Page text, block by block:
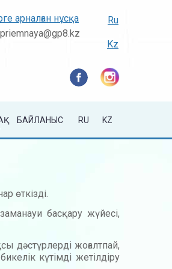
арналған нұсқа
priemnaya@gp8.kz
Ru
Kz
БАЙЛАНЫС RU KZ
өткізді.
басқару жүйесі,
дәстүрлерді жоғалтпай,
күтімді жетілдіру